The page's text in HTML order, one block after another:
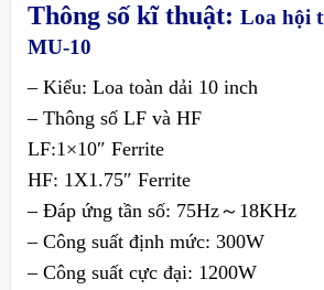
Thông số kĩ thuật: Loa hội
MU-10
– Kiểu: Loa toàn dải 10 inch
– Thông số LF và HF
LF:1×10″ Ferrite
HF: 1X1.75″ Ferrite
– Đáp ứng tần số: 75Hz～18KHz
– Công suất định mức: 300W
– Công suất cực đại: 1200W